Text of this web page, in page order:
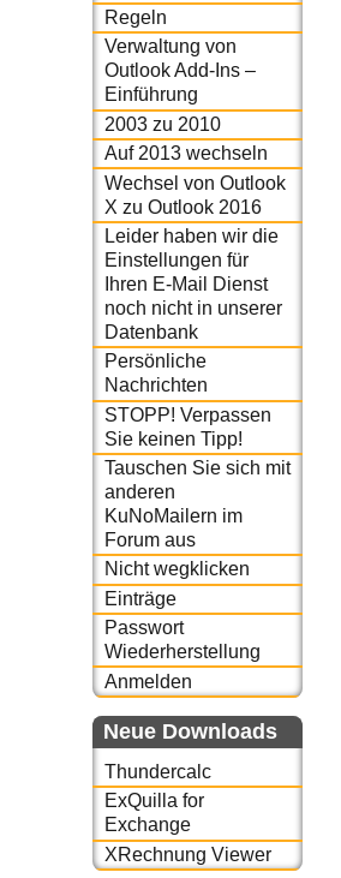
Regeln
Verwaltung von
Outlook Add-Ins –
Einführung
2003 zu 2010
Auf 2013 wechseln
Wechsel von Outlook
X zu Outlook 2016
Leider haben wir die
Einstellungen für
Ihren E-Mail Dienst
noch nicht in unserer
Datenbank
Persönliche
Nachrichten
STOPP! Verpassen
Sie keinen Tipp!
Tauschen Sie sich mit
anderen
KuNoMailern im
Forum aus
Nicht wegklicken
Einträge
Passwort
Wiederherstellung
Anmelden
Neue Downloads
Thundercalc
ExQuilla for
Exchange
XRechnung Viewer